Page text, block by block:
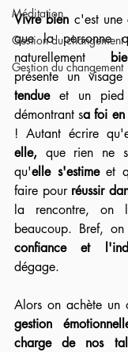
Méditation
Gestion du changement
Gestion du changement
Vivre bien c'est une
que la personne
naturellement
présente un visage
tendue et un pied
démontrant sa foi en
! Autant écrire
elle, que rien ne
qu'elle s'estime et
faire pour réussir
la rencontre, on
confiance et
dégage.
Alors on achète un
gestion
charge de nos